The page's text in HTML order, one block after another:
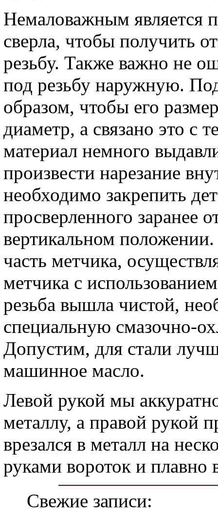
Немаловажным является
сверла, чтобы получить
резьбу. Также важно не
под резьбу наружную.
образом, чтобы его
диаметр, а связано это с
материал немного
произвести нарезание
необходимо закрепить
просверленного заранее
вертикальном положении.
часть метчика,
метчика с
резьба вышла чистой,
специальную смазочно-
Допустим, для стали
машинное масло.
Левой рукой мы
металлу, а правой рукой
врезался в металл на
руками вороток и плавно
Свежие записи: